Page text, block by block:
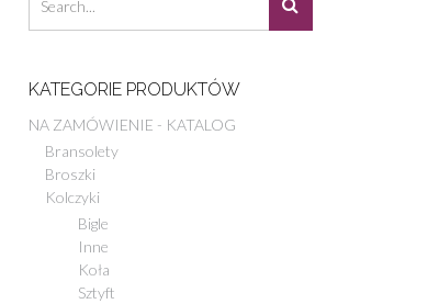
KATEGORIE PRODUKTÓW
NA ZAMÓWIENIE - KATALOG
Bransolety
Broszki
Kolczyki
Bigle
Inne
Koła
Sztyft